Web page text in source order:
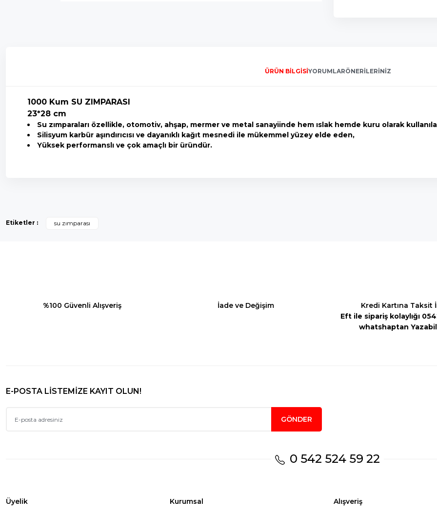
ÜRÜN BILGISIYORUMLARÖNERILERINIZ
1000 Kum SU ZIMPARASI
23*28 cm
Su zımparaları özellikle, otomotiv, ahşap, mermer ve metal sanayiinde hem ıslak hemde kuru olarak
Silisyum karbür aşındırıcısı ve dayanıklı kağıt mesnedi ile mükemmel yüzey elde eden,
Yüksek performanslı ve çok amaçlı bir üründür.
Ürün resmi kalitesiz, bozuk veya görüntülenemiyor.
Etiketler : su zımparası
%100 Güvenli Alışveriş İade ve Değişim
Kredi Kartına Taksit
Eft ile sipariş kolaylığı
whatshaptan
E-POSTA LİSTEMİZE KAYIT OLUN!
GÖNDER
0 542 524 59 22
Üyelik Kurumsal Alışveriş